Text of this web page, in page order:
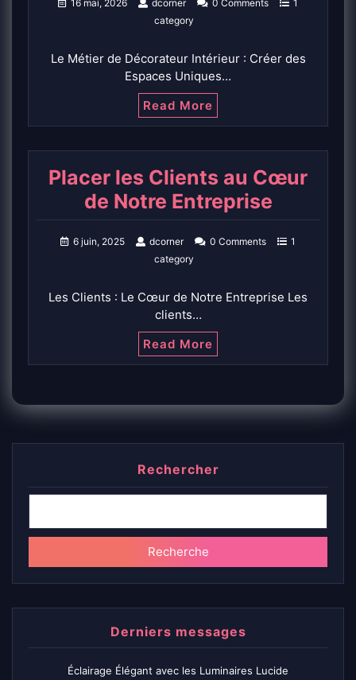
16 mai, 2026 dcorner 0 Comments
1
category
Le Métier de Décorateur Intérieur : Créer des
Espaces Uniques…
Read More
Placer les Clients au Cœur
de Notre Entreprise
6 juin, 2025 dcorner 0 Comments
1
category
Les Clients : Le Cœur de Notre Entreprise Les
clients…
Read More
Rechercher
Recherche
Derniers messages
Éclairage Élégant avec les Luminaires Lucide